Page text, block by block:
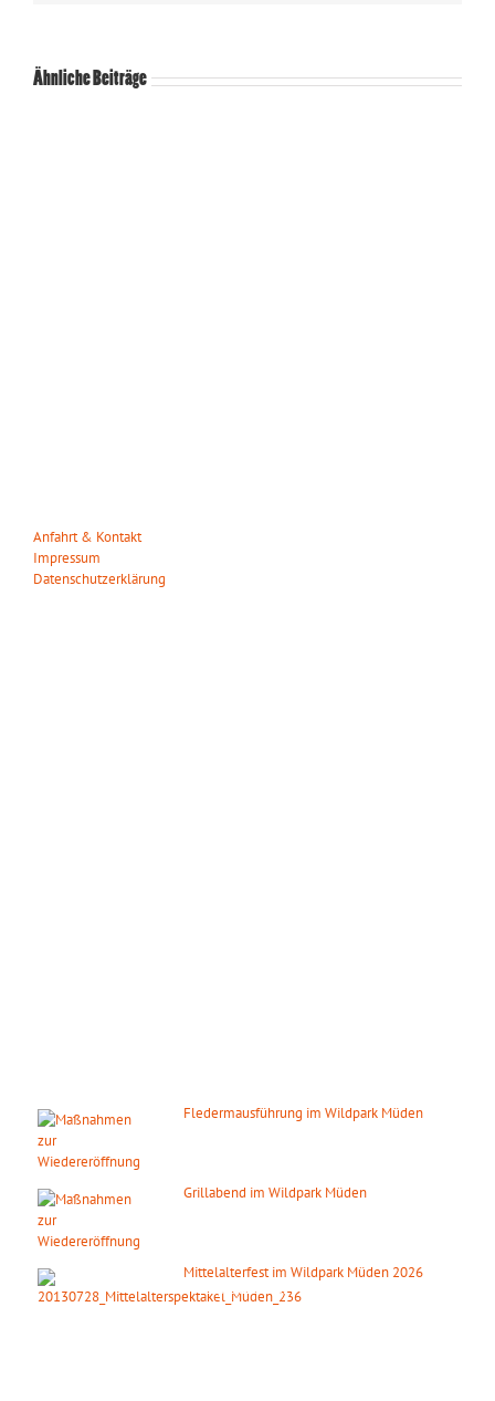
Ähnliche Beiträge
Anfahrt & Kontakt
Impressum
Datenschutzerklärung
Fledermausführung im Wildpark Müden
Grillabend im Wildpark Müden
Mittelalterfest im Wildpark Müden 2026
19. September 2026